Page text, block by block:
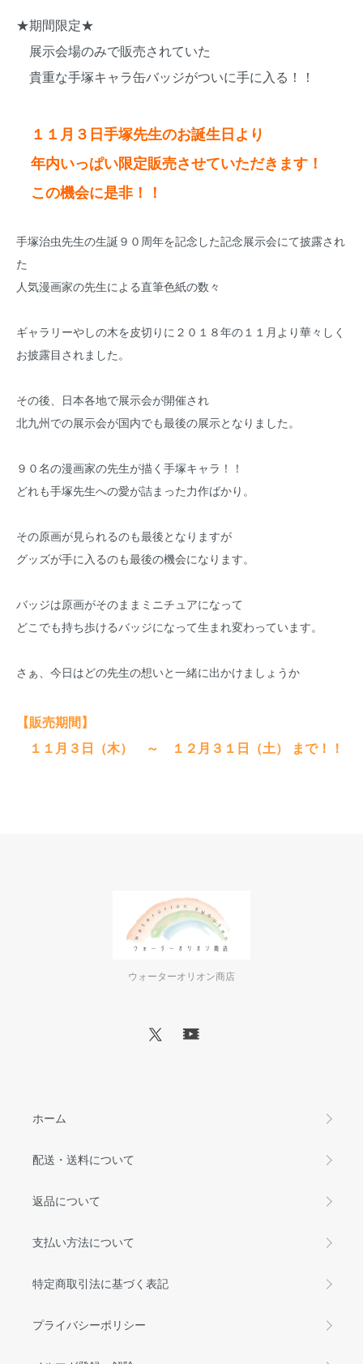
★期間限定★
展示会場のみで販売されていた
貴重な手塚キャラ缶バッジがついに手に入る！！
１１月３日手塚先生のお誕生日より
年内いっぱい限定販売させていただきます！
この機会に是非！！
手塚治虫先生の生誕９０周年を記念した記念展示会にて披露され
た
人気漫画家の先生による直筆色紙の数々
ギャラリーやしの木を皮切りに２０１８年の１１月より華々しく
お披露目されました。
その後、日本各地で展示会が開催され
北九州での展示会が国内でも最後の展示となりました。
９０名の漫画家の先生が描く手塚キャラ！！
どれも手塚先生への愛が詰まった力作ばかり。
その原画が見られるのも最後となりますが
グッズが手に入るのも最後の機会になります。
バッジは原画がそのままミニチュアになって
どこでも持ち歩けるバッジになって生まれ変わっています。
さぁ、今日はどの先生の想いと一緒に出かけましょうか
【販売期間】
１１月３日（木） ～ １２月３１日（土） まで！！
ウォーターオリオン商店
ホーム
配送・送料について
返品について
支払い方法について
特定商取引法に基づく表記
プライバシーポリシー